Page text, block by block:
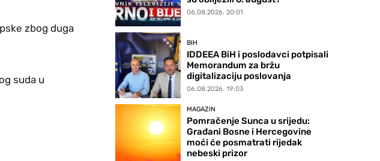
zbog duga
suda u
06.08.2026. 20:01
BIH
IDDEEA BiH i poslodavci potpisali
Memorandum za bržu
digitalizaciju poslovanja
06.08.2026. 19:03
MAGAZIN
Pomračenje Sunca u srijedu:
Građani Bosne i Hercegovine
moći će posmatrati rijedak
nebeski prizor